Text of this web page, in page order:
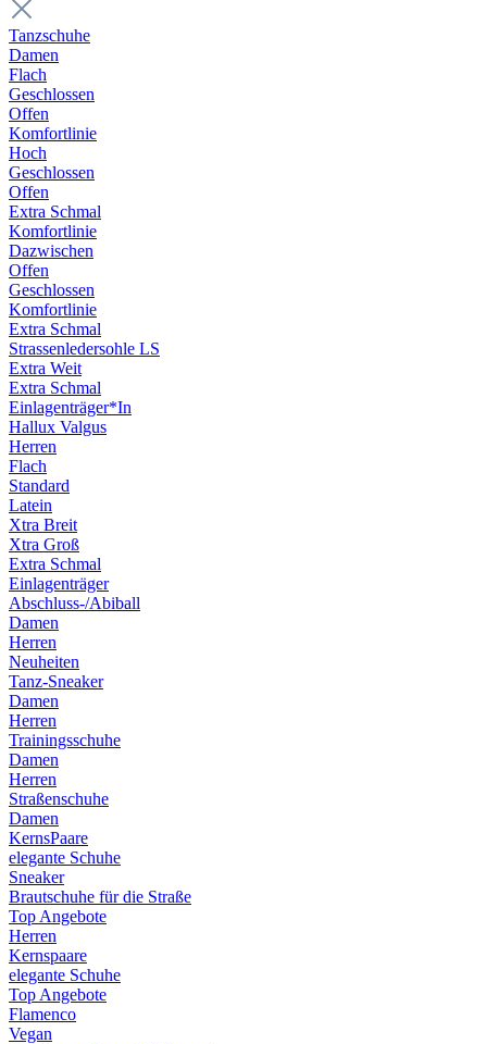
Tanzschuhe
Damen
Flach
Geschlossen
Offen
Komfortlinie
Hoch
Geschlossen
Offen
Extra Schmal
Komfortlinie
Dazwischen
Offen
Geschlossen
Komfortlinie
Extra Schmal
Strassenledersohle LS
Extra Weit
Extra Schmal
Einlagenträger*In
Hallux Valgus
Herren
Flach
Standard
Latein
Xtra Breit
Xtra Groß
Extra Schmal
Einlagenträger
Abschluss-/Abiball
Damen
Herren
Neuheiten
Tanz-Sneaker
Damen
Herren
Trainingsschuhe
Damen
Herren
Straßenschuhe
Damen
KernsPaare
elegante Schuhe
Sneaker
Brautschuhe für die Straße
Top Angebote
Herren
Kernspaare
elegante Schuhe
Top Angebote
Flamenco
Vegan